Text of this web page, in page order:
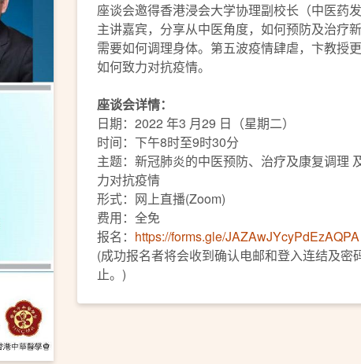
座谈会邀得香港浸会大学协理副校长（中医药
主讲嘉宾，分享从中医角度，如何预防及治疗
需要如何调理身体。第五波疫情肆虐，卞教授
如何致力对抗疫情。
座谈会详情：
日期：2022 年3 月29 日（星期二）
时间：下午8时至9时30分
主题：新冠肺炎的中医预防、治疗及康复调理
力对抗疫情
形式：网上直播(Zoom)
费用：全免
报名： https://forms.gle/JAZAwJYcyPdEzAQPA
(成功报名者将会收到确认电邮和登入连结及密
止。)